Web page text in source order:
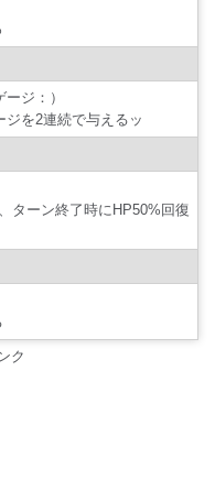
ジ：）
ジを2連続で与えるッ
ターン終了時にHP50%回復
ク